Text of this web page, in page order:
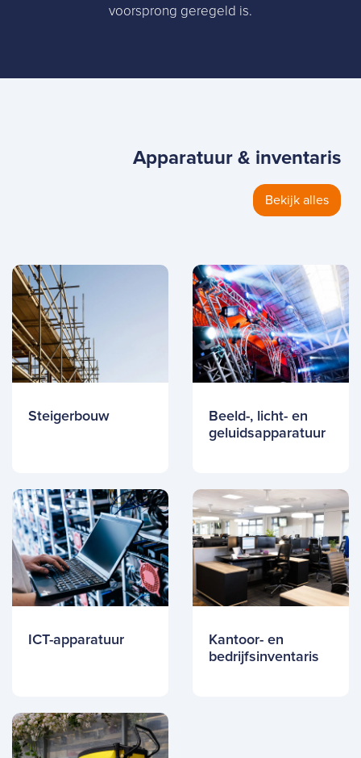
voorsprong geregeld is.
Apparatuur & inventaris
Bekijk alles
Steigerbouw
Beeld-, licht- en
geluidsapparatuur
ICT-apparatuur
Kantoor- en
bedrijfsinventaris